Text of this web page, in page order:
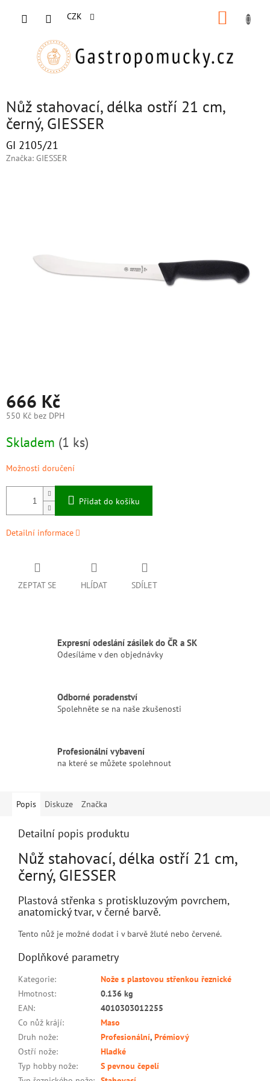
CZK
Nůž stahovací, délka ostří 21 cm,
černý, GIESSER
GI 2105/21
Značka: GIESSER
666 Kč
550 Kč bez DPH
cena:
Skladem (1 ks)
Možnosti doručení
Přidat do košíku
Detailní informace
ZEPTAT SE HLÍDAT SDÍLET
Expresní odeslání zásilek do ČR a SK
Odesíláme v den objednávky
Odborné poradenství
Spolehněte se na naše zkušenosti
Profesionální vybavení
na které se můžete spolehnout
Popis Diskuze Značka
Detailní popis produktu
Nůž stahovací, délka ostří 21 cm,
černý, GIESSER
Plastová střenka s protiskluzovým povrchem,
anatomický tvar, v černé barvě.
Tento nůž je možné dodat i v barvě žluté nebo červené.
Doplňkové parametry
Kategorie:
Nože s plastovou střenkou řeznické
Hmotnost:
0.136 kg
EAN:
4010303012255
Co nůž krájí:
Maso
Druh nože: Profesionální, Prémiový
Ostří nože:
Hladké
Typ hobby nože:
S pevnou čepelí